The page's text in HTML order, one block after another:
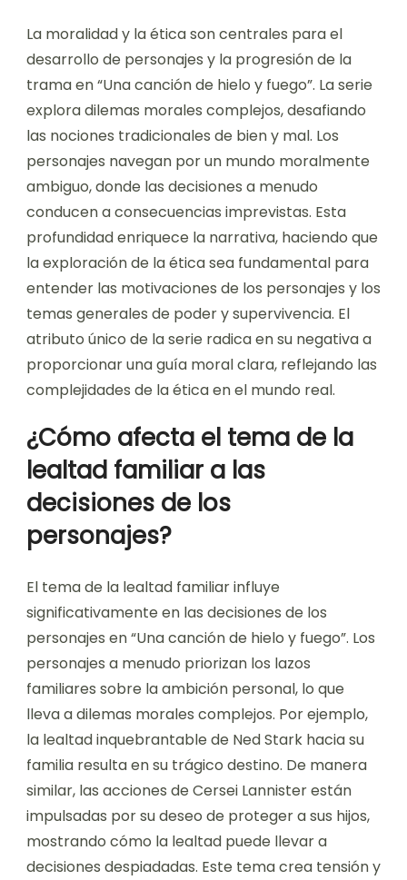
La moralidad y la ética son centrales para el
desarrollo de personajes y la progresión de la
trama en “Una canción de hielo y fuego”. La serie
explora dilemas morales complejos, desafiando
las nociones tradicionales de bien y mal. Los
personajes navegan por un mundo moralmente
ambiguo, donde las decisiones a menudo
conducen a consecuencias imprevistas. Esta
profundidad enriquece la narrativa, haciendo que
la exploración de la ética sea fundamental para
entender las motivaciones de los personajes y los
temas generales de poder y supervivencia. El
atributo único de la serie radica en su negativa a
proporcionar una guía moral clara, reflejando las
complejidades de la ética en el mundo real.
¿Cómo afecta el tema de la
lealtad familiar a las
decisiones de los
personajes?
El tema de la lealtad familiar influye
significativamente en las decisiones de los
personajes en “Una canción de hielo y fuego”. Los
personajes a menudo priorizan los lazos
familiares sobre la ambición personal, lo que
lleva a dilemas morales complejos. Por ejemplo,
la lealtad inquebrantable de Ned Stark hacia su
familia resulta en su trágico destino. De manera
similar, las acciones de Cersei Lannister están
impulsadas por su deseo de proteger a sus hijos,
mostrando cómo la lealtad puede llevar a
decisiones despiadadas. Este tema crea tensión y